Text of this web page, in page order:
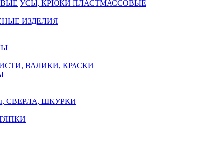
УСЫ, КРЮКИ ПЛАСТМАССОВЫЕ
ИЗДЕЛИЯ
ВАЛИКИ, КРАСКИ
СВЕРЛА, ШКУРКИ